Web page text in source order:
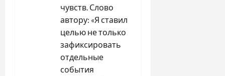
чувств. Слово
автору: «Я ставил
целью не только
зафиксировать
отдельные
события